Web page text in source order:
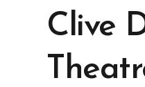
Clive